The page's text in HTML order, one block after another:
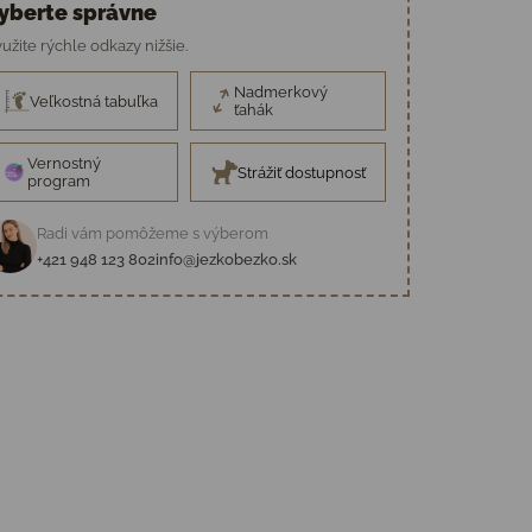
správne
rýchle odkazy nižšie.
Veľkostná tabuľka
Nadmerkový
ťahák
Vernostný
program
Strážiť dostupnosť
Radi vám pomôžeme s výberom
+421 948 123 802info@jezkobezko.sk